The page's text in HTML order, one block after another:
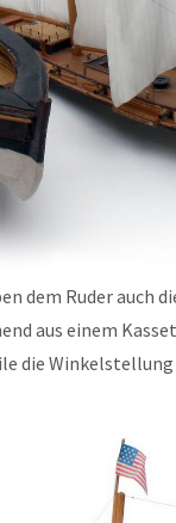
dem Ruder auch
aus einem
die Winkelstellung